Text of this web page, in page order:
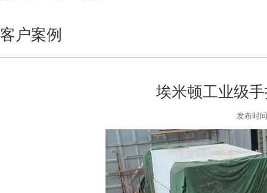
客户案例
埃米顿工业级
发布时